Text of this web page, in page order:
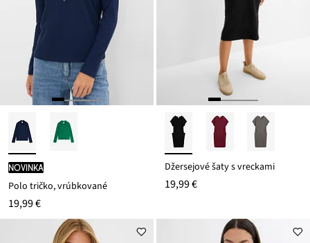
novinka
Polo tričko, vrúbkované
19,99 €
Džersejové šaty s vreckami
19,99 €